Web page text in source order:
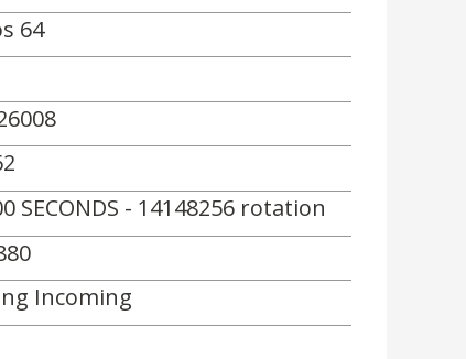
64
SECONDS - 14148256 rotation
Incoming